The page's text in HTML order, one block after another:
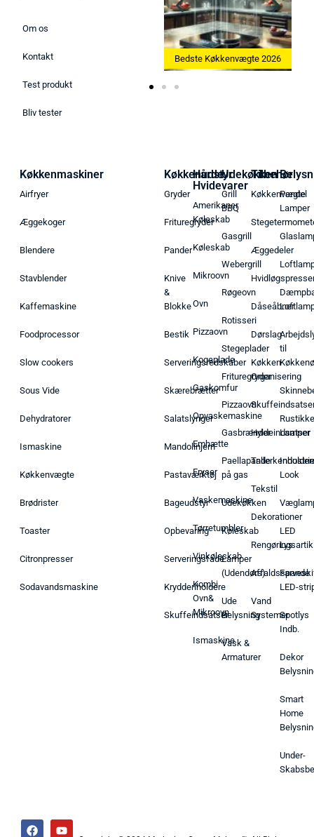
Om os
Kontakt
Test produkt
Bliv tester
Bedste Ismaskine 2026 Bedste Køkkenvægte 2026
Køkkenmaskiner
Airfryer
Æggekoger
Blendere
Stavblender
Kaffemaskine
Foodprocessor
Slow cookers
Sous Vide
Dehydratorer
Ismaskine
Køkkenvægte
Brødrister
Toaster
Citronpresser
Sodavandsmaskine
Køkkenudstyr
Gryder
Frituregryder
Pander
Knive
&
Blokke
Bestik
Serveringsredskaber
Skærebrætter
Salatslynger
Mandolinjern
Pastaværktøj
Bageudstyr
Opbevaring
Serveringsfade
Krydderiholdere
Skuffeindsatser
Hårde
Hvidevarer
Amerikaner
Køleskab
Køleskab
Mikroovn
Ovn
Pizzaovn
Kogeplade
Gaskomfur
Opvaskemaskine
Emhætte
Fryser
Vaskemaskine
Tørretumbler
Vinkøleskab
Kombi
Ovn&
Mikroovn
Ismaskine
Udekøkken
Grill
BBQ
Gasgrill
Webergrill
Røgeovn
Rotisseri
Stegeplader
Frituregryder
Pizzaovn
Gasbrænder
Paellapande
på gas
Udekøkken
Køleskab
Lamper
(Udendørs)
Ude
Belysning
Vask &
Armaturer
Tilbehør
Køkkenvægte
Æggedeler
Dåseåbner
Dørslag
Køkken
Organisering
Hyldeindsatser
Tekstil
Dekorationer
Affaldsspande
Vand
Systemer
Pendel
Lamper
til
Rustikke
Lamper
Look
LED
Lys
LED-
Spotlys
Indb.
Dekor
Smart
Home
Under-